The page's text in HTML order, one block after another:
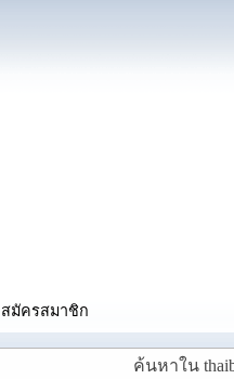
สมัครสมาชิก
ค้นหาใน